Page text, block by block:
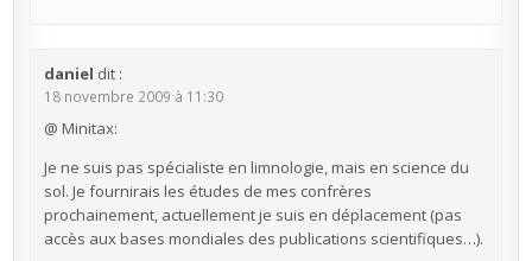
daniel dit :
18 novembre 2009 à 11:30
@ Minitax:
Je ne suis pas spécialiste en limnologie, mais en science du
sol. Je fournirais les études de mes confrères
prochainement, actuellement je suis en déplacement (pas
accès aux bases mondiales des publications scientifiques…).